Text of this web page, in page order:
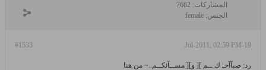
المشاركات: 7662
الجنس: female
#1533 19-Jul-2011, 02:59 PM
رد: صبآآحـ ك ــم ][ و][ مســآئكــم..~ من هنا